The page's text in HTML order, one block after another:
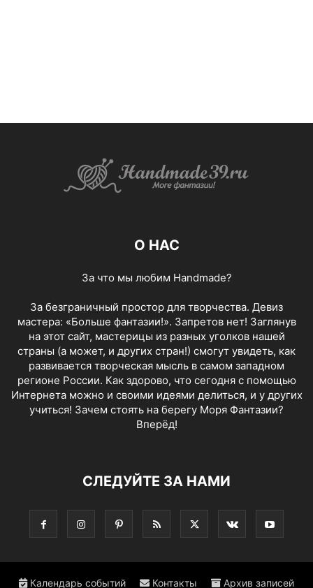
О НАС
За что мы любим Handmade?
За безграничный простор для творчества. Девиз
мастера: «Больше фантазии!». Запретов нет! Заглянув
на этот сайт, мастерицы из разных уголков нашей
страны (а может, и других стран!) смогут увидеть, как
развивается творческая мысль в самом западном
регионе России. Как здорово, что сегодня с помощью
Интернета можно и своими идеями делиться, и у других
учиться! Зачем стоять на берегу Моря Фантазии?
Вперёд!
СЛЕДУЙТЕ ЗА НАМИ
Календарь событий Контакты Архив записей